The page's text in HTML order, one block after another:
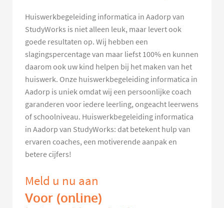
Huiswerkbegeleiding informatica in Aadorp van
StudyWorks is niet alleen leuk, maar levert ook
goede resultaten op. Wij hebben een
slagingspercentage van maar liefst 100% en kunnen
daarom ook uw kind helpen bij het maken van het
huiswerk. Onze huiswerkbegeleiding informatica in
Aadorp is uniek omdat wij een persoonlijke coach
garanderen voor iedere leerling, ongeacht leerwens
of schoolniveau. Huiswerkbegeleiding informatica
in Aadorp van StudyWorks: dat betekent hulp van
ervaren coaches, een motiverende aanpak en
betere cijfers!
Meld u nu aan
Voor (online)